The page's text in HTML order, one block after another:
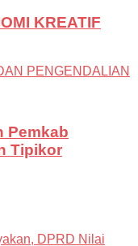
KREATIF
Pemkab
Tipikor